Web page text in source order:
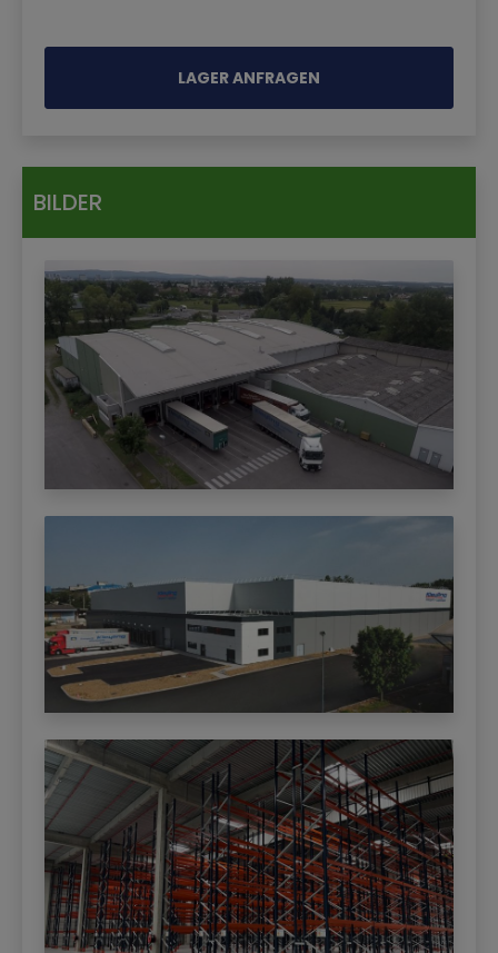
Kontraktlogistik Möglingen
Kontraktlogistikfläche Bremen
Kontraktlogistik, Logistikflächen,
Kontraktlogistik in 29122 Piacenza (Italien)
Kontraktlogistikfläche in Düsseldorf
Kontraktlogistik in Ljubljana
Kontraktlogistik Bukarest
Kontraktlogistik Haiterbach
Kontraktlogistik Budapest
Kontraktlogistikfläche in Thaleischweiler-
Fröschen
Kontraktlogistikfläche in Karlsruhe
Kontraktlogistik in Elterlein
Kontraktlogistik Senec/Bratislava
Kontraktlogistik Köln
Kontraktlogistikfläche in Gelsenkirchen
(Italien)
Kontraktlogistikfläche Durmersheim
Kontraktlogistikfläche in Rotterdam
(Niederlande)
Kontraktlogistik in 50169 Kerpen
Kontraktlogistikfläche in Ennigerloh
Kontraktlogistik in 68600 Algolsheim
15.000 m² (Frankreich)
Kontraktlogistikfläche Papenburg
Kontraktlogistik in 68128 Village-Neuf
10.500 m² (Frankreich)
Kontraktlogistikfläche in Düsseldorf
Kontraktlogistik in 31039 RIESE PIO X
Lager Raum DE 66 gesucht
LN 237
Gefahrstofflager DE 06 (max. 250 km
Fulfillment Partner (Crossdocklager) DE
gesucht (LN 283)
Lager DE 47 (LN 259)
Lager und Distribution neuer Lithium-
Energiespeichersysteme gesucht (LN 343)
Lager Mitte DE für Kühl- und Trockenware
gesucht
Logistikdienstleister DE 51 gesucht
Gefahrgutlager DE 48 gesucht
Blocklagerfläche DE 24 gesucht
Gefahrstofflager (Kl. 2) in NRW gesucht
(LN 279)
Gefahrgutlager mit Temperaturkontrolle
DE 20 gesucht (LN 256)
Gesucht wird eine Kontraktlogistikfläche,
Außenlager in Greiz
Kühl- und Trockenlager Hamburg / Bremen
gesucht (LN 265)
kurzfristig Lager für Butteröl nähe Berlin
gesucht
Lagerdienstleister für Fulfillment-Center in
DE 39 gesucht
Lager gesucht DE 40 / 50 (LN 282)
Lager nähe CH gesucht (LN 252)
Lager für IMDG-Klasse 9 Ware (Batterien)
LAGER ANFRAGEN
BILDER